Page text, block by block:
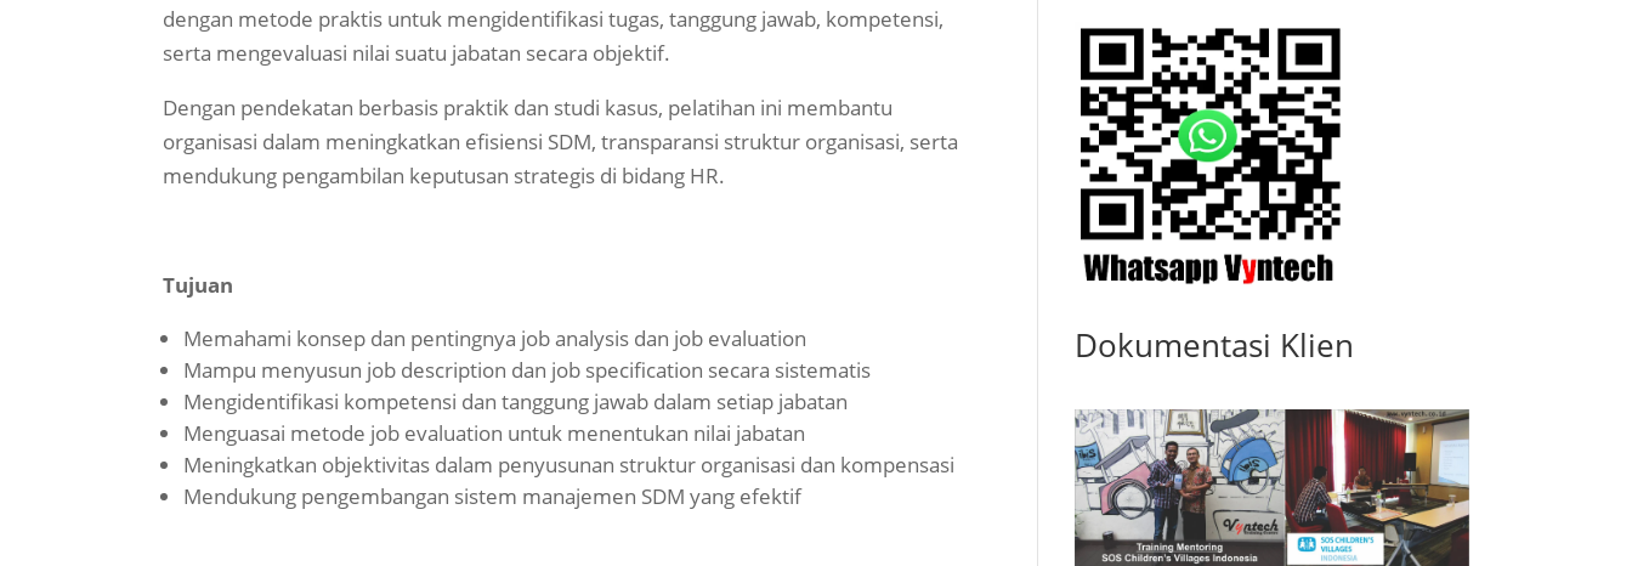
dengan metode praktis untuk mengidentifikasi tugas, tanggung jawab, kompetensi,
serta mengevaluasi nilai suatu jabatan secara objektif.
Dengan pendekatan berbasis praktik dan studi kasus, pelatihan ini membantu
organisasi dalam meningkatkan efisiensi SDM, transparansi struktur organisasi, serta
mendukung pengambilan keputusan strategis di bidang HR.
Tujuan
Memahami konsep dan pentingnya job analysis dan job evaluation
Mampu menyusun job description dan job specification secara sistematis
Mengidentifikasi kompetensi dan tanggung jawab dalam setiap jabatan
Menguasai metode job evaluation untuk menentukan nilai jabatan
Meningkatkan objektivitas dalam penyusunan struktur organisasi dan kompensasi
Mendukung pengembangan sistem manajemen SDM yang efektif
Dokumentasi Klien